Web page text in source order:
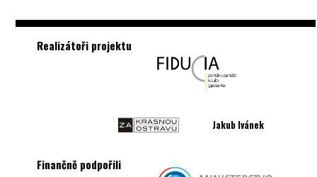
Realizátoři projektu
Jakub Ivánek
Finančně podpořili